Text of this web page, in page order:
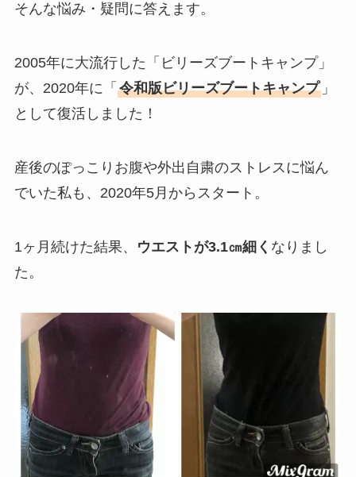
そんな悩み・疑問に答えます。
2005年に大流行した「ビリーズブートキャンプ」
が、2020年に「 令和版ビリーズブートキャンプ」
として復活しました！
産後のぽっこりお腹や外出自粛のストレスに悩ん
でいた私も、2020年5月からスタート。
1ヶ月続けた結果、 ウエストが3.1㎝細く なりまし
た。